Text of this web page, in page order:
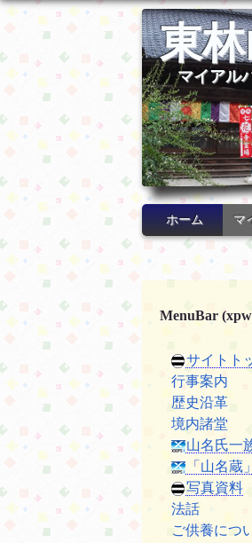
東
マイアル
ホーム マ
MenuBar
サイトト
行事案内
歴史沿革
境内諸堂
山名氏一
「山名蔵」
写真資料
法話
ご供養につ